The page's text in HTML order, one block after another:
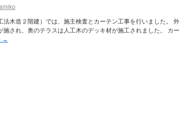
法木造２階建）では、施主検査とカーテン工事を行いました。 外
され、奥のテラスは人工木のデッキ材が施工されました。 カー
→